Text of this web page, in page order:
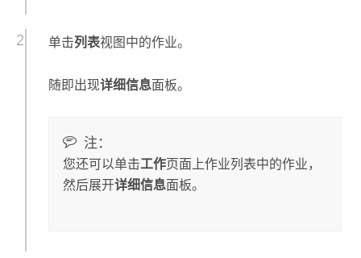
单击列表视图中的作业。
随即出现详细信息面板。
注：
您还可以单击工作页面上作业列表中的作业，
然后展开详细信息面板。